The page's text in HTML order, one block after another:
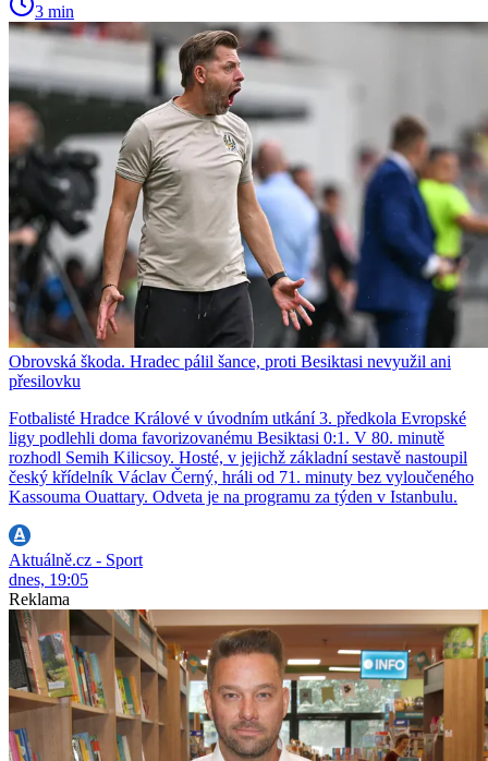
3 min
Obrovská škoda. Hradec pálil šance, proti Besiktasi nevyužil ani
přesilovku
Fotbalisté Hradce Králové v úvodním utkání 3. předkola Evropské
ligy podlehli doma favorizovanému Besiktasi 0:1. V 80. minutě
rozhodl Semih Kilicsoy. Hosté, v jejichž základní sestavě nastoupil
český křídelník Václav Černý, hráli od 71. minuty bez vyloučeného
Kassouma Ouattary. Odveta je na programu za týden v Istanbulu.
Aktuálně.cz - Sport
dnes, 19:05
Reklama